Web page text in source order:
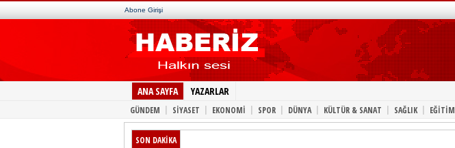
Abone Girişi
ANA SAYFA YAZARLAR
GÜNDEM | SİYASET | EKONOMİ | SPOR | DÜNYA | KÜLTÜR & SANAT | SAĞLIK | EĞİTİM
SON DAKİKA